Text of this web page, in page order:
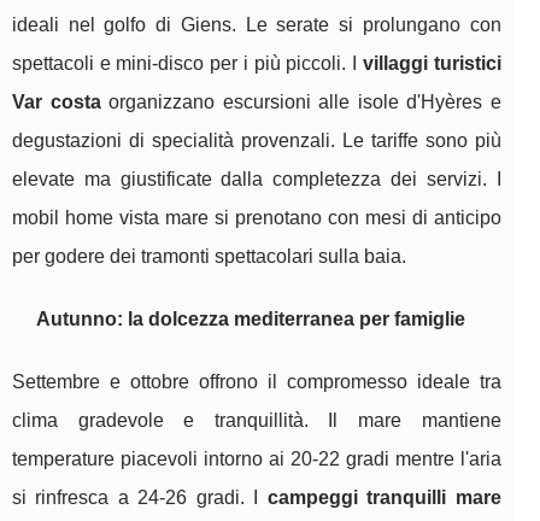
ideali nel golfo di Giens. Le serate si prolungano con
spettacoli e mini-disco per i più piccoli. I villaggi turistici
Var costaorganizzano escursioni alle isole d'Hyères e
degustazioni di specialità provenzali. Le tariffe sono più
elevate ma giustificate dalla completezza dei servizi. I
mobil home vista mare si prenotano con mesi di anticipo
per godere dei tramonti spettacolari sulla baia.
Autunno: la dolcezza mediterranea per famiglie
Settembre e ottobre offrono il compromesso ideale tra
clima gradevole e tranquillità. Il mare mantiene
temperature piacevoli intorno ai 20-22 gradi mentre l'aria
si rinfresca a 24-26 gradi. I campeggi tranquilli mare